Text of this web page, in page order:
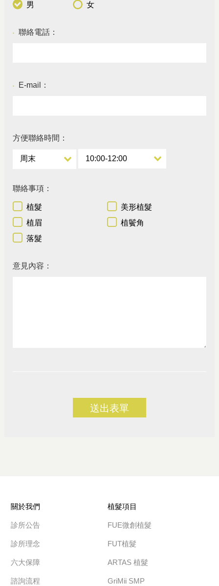
男 女
● 聯絡電話：
● E-mail：
方便聯絡時間：
聯絡事項：
植髮
美形植髮
植眉
植鬢角
落髮
意見內容：
送出表單
關於我們
診所公告
診所理念
六大保障
諮詢流程
植髮項目
FUE微創植髮
FUT植髮
ARTAS 植髮
GriMii SMP